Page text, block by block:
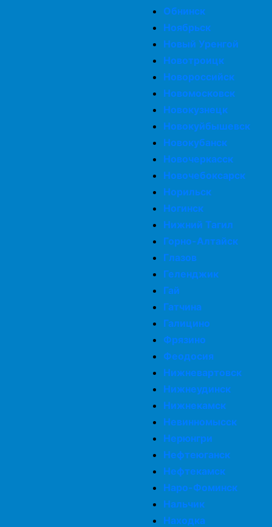
Обнинск
Ноябрьск
Новый Уренгой
Новотроицк
Новороссийск
Новомосковск
Новокузнецк
Новокуйбышевск
Новокубанск
Новочеркасск
Новочебоксарск
Норильск
Ногинск
Нижний Тагил
Горно-Алтайск
Глазов
Геленджик
Гай
Гатчина
Галицино
Фрязино
Феодосия
Нижневартовск
Нижнеудинск
Нижнекамск
Невинномысск
Нерюнгри
Нефтеюганск
Нефтекамск
Наро-Фоминск
Нальчик
Находка